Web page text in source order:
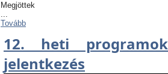
Megjöttek
...
Tovább
12. heti
jelentkezés